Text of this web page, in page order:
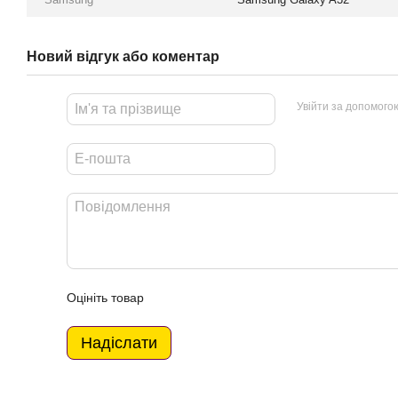
Новий відгук або коментар
Увійти за
Оцініть товар
Надіслати